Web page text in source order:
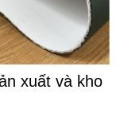
xuất và kho